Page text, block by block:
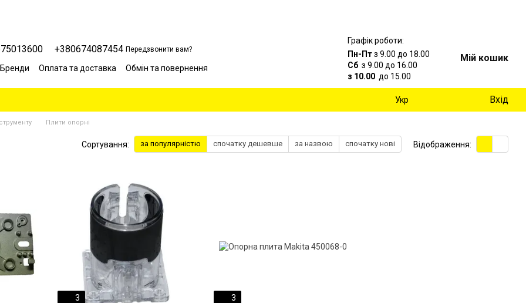
+380674087454 Передзвонити вам?
Бренди Оплата та доставка
Обмін та повернення
Графік роботи:
Пн-Птз 9.00 до 18.00
Сб з 9.00 до 16.00
з 10.00 до 15.00
Мій кошик
Укр Вхід
Плити опорні
Сортування: за популярністю спочатку дешевше за назвою спочатку нові Відображення:
3
3